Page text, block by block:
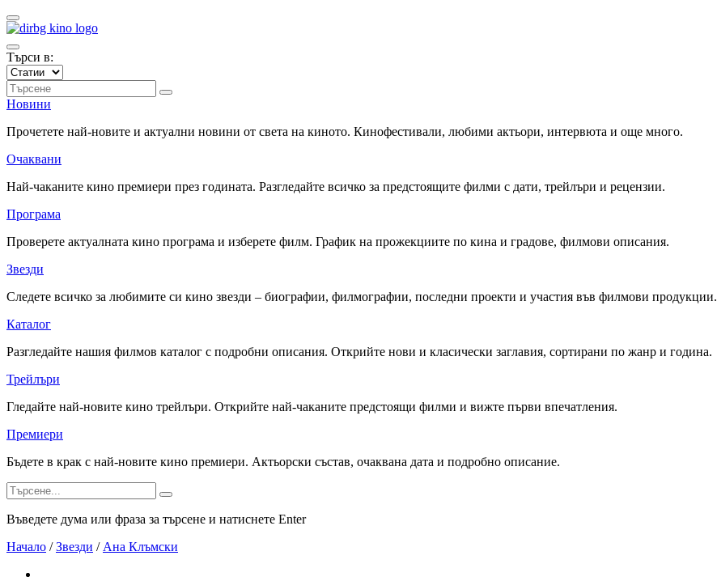
Търси в:
Новини
Прочетете най-новите и актуални новини от света на киното. Кинофестивали, любими актьори, интервюта и още много.
Очаквани
Най-чаканите кино премиери през годината. Разгледайте всичко за предстоящите филми с дати, трейлъри и рецензии.
Програма
Проверете актуалната кино програма и изберете филм. График на прожекциите по кина и градове, филмови описания.
Звезди
Следете всичко за любимите си кино звезди – биографии, филмографии, последни проекти и участия във филмови продукции.
Каталог
Разгледайте нашия филмов каталог с подробни описания. Открийте нови и класически заглавия, сортирани по жанр и година.
Трейлъри
Гледайте най-новите кино трейлъри. Открийте най-чаканите предстоящи филми и вижте първи впечатления.
Премиери
Бъдете в крак с най-новите кино премиери. Актьорски състав, очаквана дата и подробно описание.
Въведете дума или фраза за търсене и натиснете Enter
Начало / Звезди / Ана Клъмски